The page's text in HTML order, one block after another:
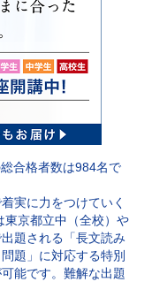
合格者数は984名で
実に力をつけていく
京都立中（全校）や
題される「長文読み
題」に対応する特別
能です。難解な出題